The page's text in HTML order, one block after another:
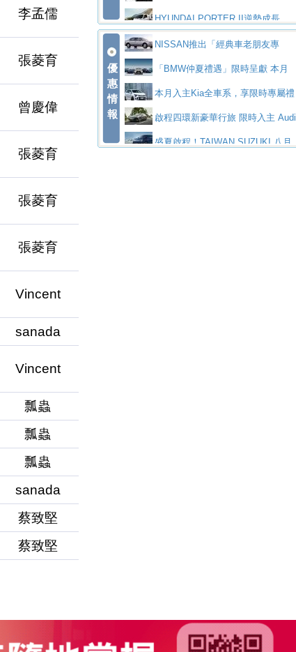
李孟儒
張菱育
曾慶偉
張菱育
張菱育
張菱育
Vincent
sanada
Vincent
瓢蟲
瓢蟲
瓢蟲
sanada
蔡致堅
蔡致堅
里程
ODA發表全新純電跨界休旅Eipq祭平民化車
價89萬起
賓士AMG.EA專屬平台首作，Merc
edes-AMG 全新GT 4-Door Coupe全球首發
福斯推出首款GTI純電性能掀背ID.
Polo GTI，擁有226匹馬力和零百加速 6.8
秒的實力
Jaguar 公布四門 GT車款正式車名
為JAGUAR TYPE 01
終於跟上進度，LEXUS發表首款三
排六座純電旗艦休旅 TZ
有錢也買不到的Golf R！福斯打造
全新Golf R 24h賽車將挑戰紐柏林24小時耐
SKODA公布全新小型純電跨界休旅
務 讓電動車化身行動儲能系統
HYUNDAI PORTER II逆勢成長，
勇奪中型貨車銷售冠軍
父親節霸氣獻禮！PGO 威力125 最
低入手價 $60,900 起 省油ｘ安全ｘ大空間
陪爸爸輕鬆
福斯商旅挺頭家 推出「德系質感 精
算圓夢」專案和運租車榮獲國家品牌玉山獎 以智
慧移動與綠能創新
Volvo Trucks 承諾成為高科技供應
鏈的可靠夥伴XFORCE攜手臺南祀典大天后宮 試
優
惠
情
報
NISSAN推出「經典車老朋友專
案」 以匠人精神煥新珍品座駕
「BMW仲夏禮遇」限時呈獻 本月
入主即享尊榮豪華五星假期 多元優購方案
同步實施
本月入主Kia全車系，享限時專屬禮
遇 啟程四環新豪華行旅 限時入主 Audi
A6 旗艦陣容 低月付5,888元起及3 年乙式險
盛夏啟程！TAIWAN SUZUKI 八月